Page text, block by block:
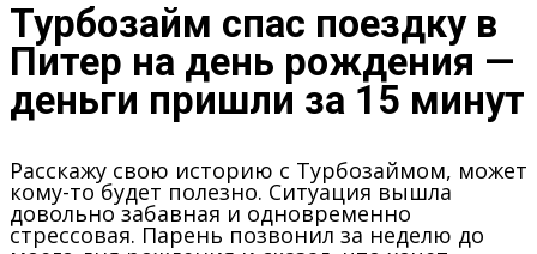
Турбозайм спас поездку в
Питер на день рождения —
деньги пришли за 15 минут
Расскажу свою историю с Турбозаймом, может
кому-то будет полезно. Ситуация вышла
довольно забавная и одновременно
стрессовая. Парень позвонил за неделю до